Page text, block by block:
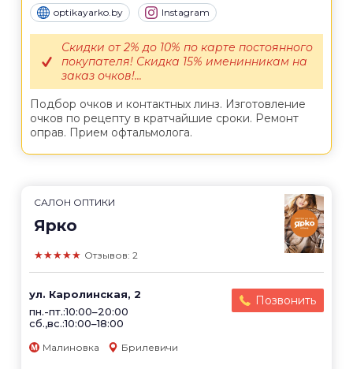
optikayarko.by Instagram
Подбор очков и контактных линз. Изготовление
очков по рецепту в кратчайшие сроки. Ремонт
оправ. Прием офтальмолога.
Скидки от 2% до 10% по карте постоянного
покупателя! Скидка 15% именинникам на
заказ очков!...
САЛОН ОПТИКИ
Ярко
★★★★★ Отзывов: 2
ул. Каролинская, 2
пн.-пт.:10:00–20:00
сб.,вс.:10:00–18:00
Позвонить
Малиновка Брилевичи